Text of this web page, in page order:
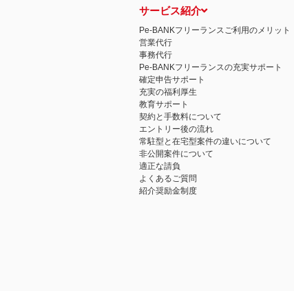
個人情報の安全管理措置について
取得した個人情報については、漏洩
当社の個人情報の取扱いに関する苦
株式会社ＰＥ－ＢＡＮＫ 個人情報相
FAX：03-3446-4180
Email： privacy@mcea.co.jp
サービス紹介
Pe-BANKフリーランスご利用のメリット
営業代行
事務代行
Pe-BANKフリーランスの充実サポート
確定申告サポート
充実の福利厚生
教育サポート
契約と手数料について
エントリー後の流れ
常駐型と在宅型案件の違いについて
非公開案件について
適正な請負
よくあるご質問
紹介奨励金制度